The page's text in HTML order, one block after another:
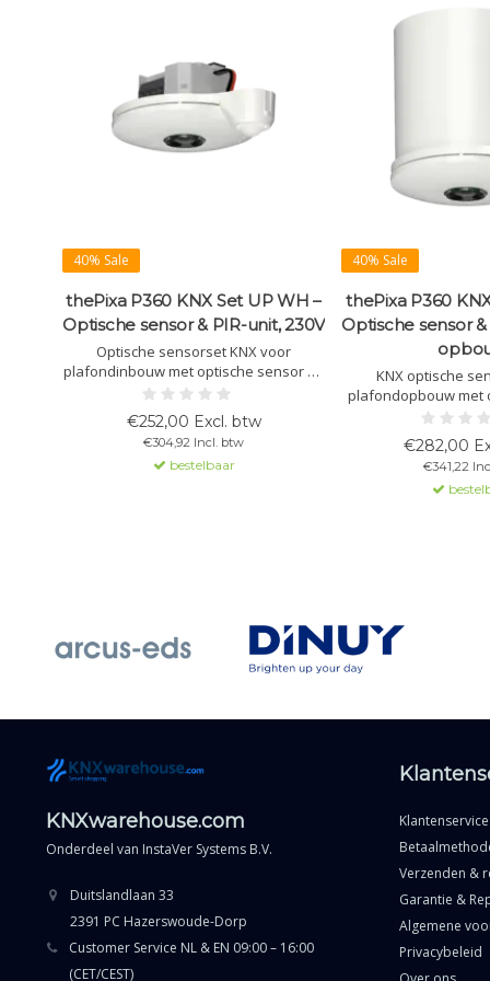
40% Sale
thePixa P360 KNX Set UP WH –
Optische sensor & PIR-unit, 230V
Optische sensorset KNX voor
plafondinbouw met optische sensor en
PIR-unit. Rechthoekig detectiebereik,
licht- en aanwezigheidsregeling,
temperatuursensor.
€252,00 Excl. btw
€304,92 Incl. btw
bestelbaar
40% Sale
thePixa P360
Optische sensor
KNX optische
plafondopbouw met
PIR-unit en
€282,00
€341,22
KNXwarehouse.com
Onderdeel van InstaVer Systems B.V.
Duitslandlaan 33
2391 PC Hazerswoude-Dorp
Customer Service NL & EN 09:00 – 16:00
(CET/CEST)
Klantenservice
Verzenden &
Garantie &
Algemene
Privacybeleid